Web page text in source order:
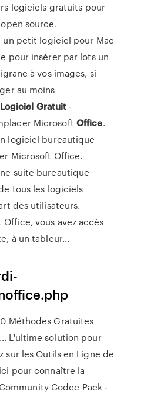
logiciels gratuits pour
source.
petit logiciel pour Mac
pour insérer par lots un
à vos images, si
au moins
Logiciel Gratuit -
Microsoft Office.
logiciel bureautique
Microsoft Office.
suite bureautique
tous les logiciels
des utilisateurs.
vous avez accès
à un tableur...
Méthodes Gratuites
L'ultime solution pour
sur les Outils en Ligne de
pour connaître la
Codec Pack -